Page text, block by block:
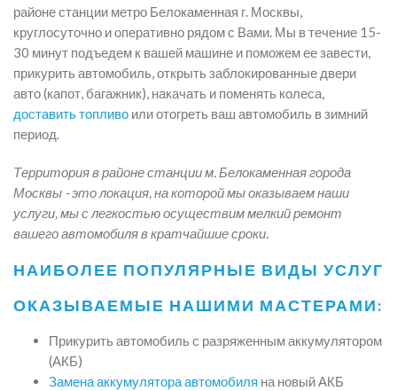
районе станции метро Белокаменная г. Москвы,
круглосуточно и оперативно рядом с Вами. Мы в течение 15-
30 минут подъедем к вашей машине и поможем ее завести,
прикурить автомобиль, открыть заблокированные двери
авто (капот, багажник), накачать и поменять колеса,
доставить топливо или отогреть ваш автомобиль в зимний
период.
Территория в районе станции м. Белокаменная города
Москвы - это локация, на которой мы оказываем наши
услуги, мы с легкостью осуществим мелкий ремонт
вашего автомобиля в кратчайшие сроки.
НАИБОЛЕЕ ПОПУЛЯРНЫЕ ВИДЫ УСЛУГ
ОКАЗЫВАЕМЫЕ НАШИМИ МАСТЕРАМИ:
Прикурить автомобиль с разряженным аккумулятором
(АКБ)
Замена аккумулятора автомобиля на новый АКБ